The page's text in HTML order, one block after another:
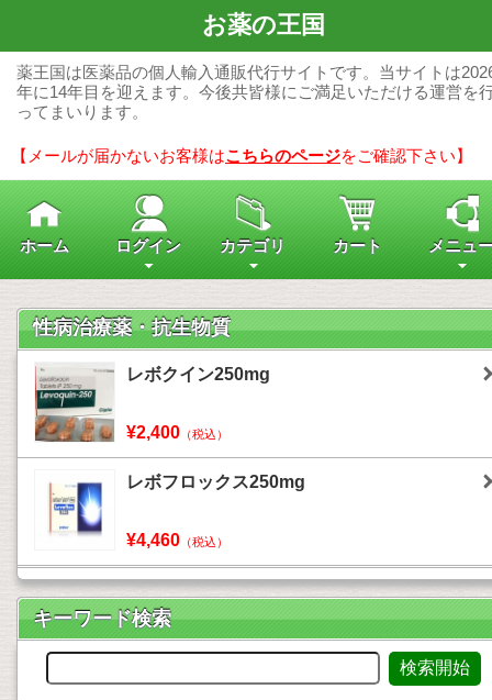
お薬の王国
薬王国は医薬品の個人輸入通販代行サイトです。当サイトは
年に14年目を迎えます。今後共皆様にご満足いただける運営を
ってまいります。
【メールが届かないお客様はこちらのページをご確認下さい】
ホーム ログイン カテゴリ カート メニュ
性病治療薬・抗生物質
レボクイン250mg
¥2,400 （税込）
レボフロックス250mg
¥4,460 （税込）
キーワード検索